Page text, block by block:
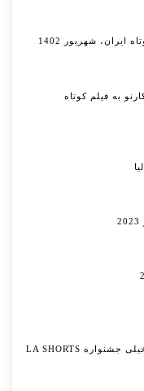
شهریور 1402
به فیلم کوتاه
رویاساز بهترین فیلم علمی تخیلی جشنواره LA SHORTS